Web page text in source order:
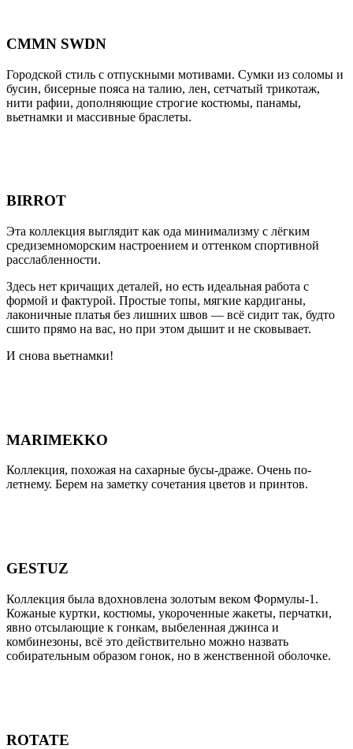
CMMN SWDN
Городской стиль с отпускными мотивами. Сумки из соломы и
бусин, бисерные пояса на талию, лен, сетчатый трикотаж,
нити рафии, дополняющие строгие костюмы, панамы,
вьетнамки и массивные браслеты.
BIRROT
Эта коллекция выглядит как ода минимализму с лёгким
средиземноморским настроением и оттенком спортивной
расслабленности.
Здесь нет кричащих деталей, но есть идеальная работа с
формой и фактурой. Простые топы, мягкие кардиганы,
лаконичные платья без лишних швов — всё сидит так, будто
сшито прямо на вас, но при этом дышит и не сковывает.
И снова вьетнамки!
MARIMEKKO
Коллекция, похожая на сахарные бусы-драже. Очень по-
летнему. Берем на заметку сочетания цветов и принтов.
GESTUZ
Коллекция была вдохновлена золотым веком Формулы-1.
Кожаные куртки, костюмы, укороченные жакеты, перчатки,
явно отсылающие к гонкам, выбеленная джинса и
комбинезоны, всё это действительно можно назвать
собирательным образом гонок, но в женственной оболочке.
ROTATE